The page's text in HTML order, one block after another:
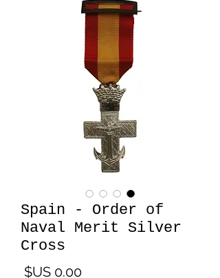
Spain - Order of
Naval Merit Silver
Cross